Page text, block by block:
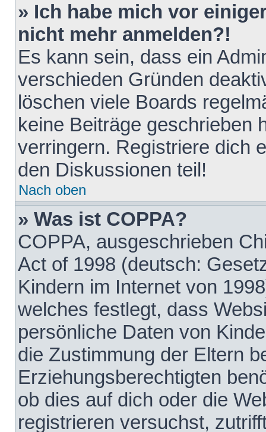
» Ich habe mich vor
nicht mehr anmelden?!
Es kann sein, dass ein
verschieden Gründen
löschen viele Boards
keine Beiträge geschrieben
verringern. Registriere dich
den Diskussionen teil!
Nach oben
» Was ist COPPA?
COPPA, ausgeschrieben
Act of 1998 (deutsch:
Kindern im Internet von
welches festlegt, dass
persönliche Daten von
die Zustimmung der Eltern
Erziehungsberechtigten
ob dies auf dich oder die
registrieren versuchst,